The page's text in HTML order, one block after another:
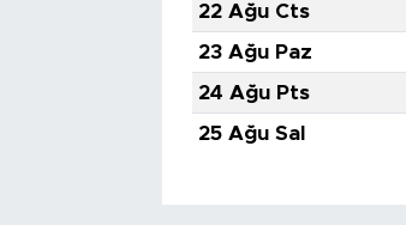
22 Ağu Cts
23 Ağu Paz
24 Ağu Pts
25 Ağu Sal